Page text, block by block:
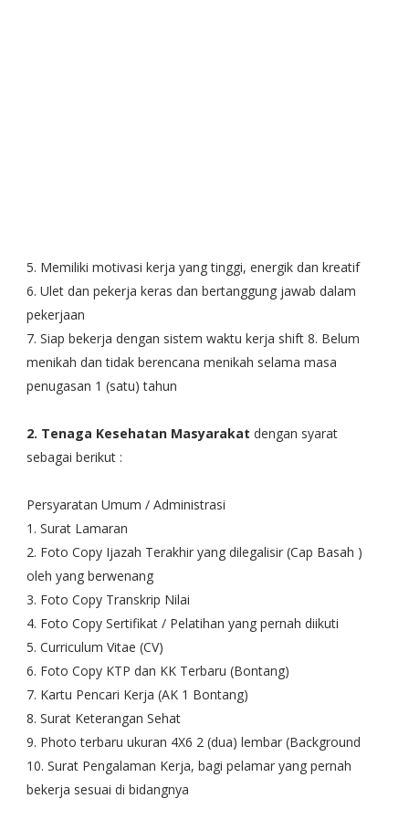
5. Memiliki motivasi kerja yang tinggi, energik dan kreatif
6. Ulet dan pekerja keras dan bertanggung jawab dalam
pekerjaan
7. Siap bekerja dengan sistem waktu kerja shift 8. Belum
menikah dan tidak berencana menikah selama masa
penugasan 1 (satu) tahun
2. Tenaga Kesehatan Masyarakat dengan syarat
sebagai berikut :
Persyaratan Umum / Administrasi
1. Surat Lamaran
2. Foto Copy Ijazah Terakhir yang dilegalisir (Cap Basah )
oleh yang berwenang
3. Foto Copy Transkrip Nilai
4. Foto Copy Sertifikat / Pelatihan yang pernah diikuti
5. Curriculum Vitae (CV)
6. Foto Copy KTP dan KK Terbaru (Bontang)
7. Kartu Pencari Kerja (AK 1 Bontang)
8. Surat Keterangan Sehat
9. Photo terbaru ukuran 4X6 2 (dua) lembar (Background
10. Surat Pengalaman Kerja, bagi pelamar yang pernah
bekerja sesuai di bidangnya